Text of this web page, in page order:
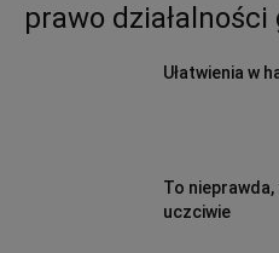
prawo
Ułatwienia w
To nieprawda,
uczciwie